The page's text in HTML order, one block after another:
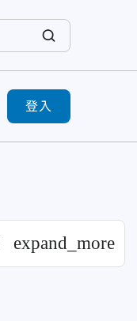
登入
expand_more